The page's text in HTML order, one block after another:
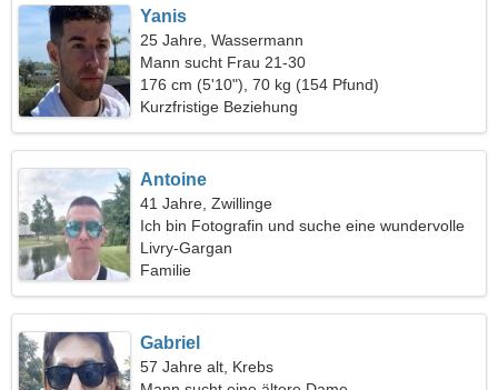
Yanis
25 Jahre, Wassermann
Mann sucht Frau 21-30
176 cm (5'10"), 70 kg (154 Pfund)
Kurzfristige Beziehung
Antoine
41 Jahre, Zwillinge
Ich bin Fotografin und suche eine wundervolle
Frau
Livry-Gargan
Familie
Gabriel
57 Jahre alt, Krebs